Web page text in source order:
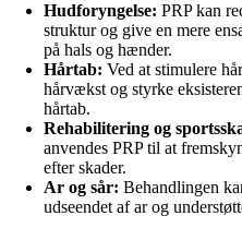
Hudforyngelse: PRP kan
struktur og give en mere
på hals og hænder.
Hårtab: Ved at stimulere
hårvækst og styrke
hårtab.
Rehabilitering og
anvendes PRP til at
efter skader.
Ar og sår: Behandlingen
udseendet af ar og